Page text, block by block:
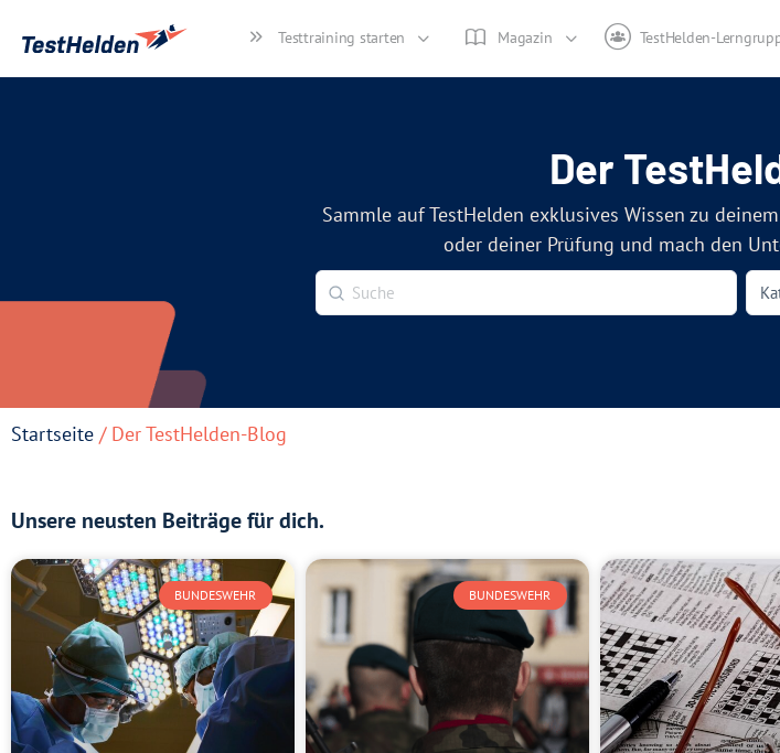
Testtraining starten Magazin TestHelden-
Der
Sammle auf TestHelden exklusives Wissen zu
oder deiner Prüfung und mach den
Startseite / Der TestHelden-Blog
Unsere neusten Beiträge für dich.
BUNDESWEHR BUNDESWEHR